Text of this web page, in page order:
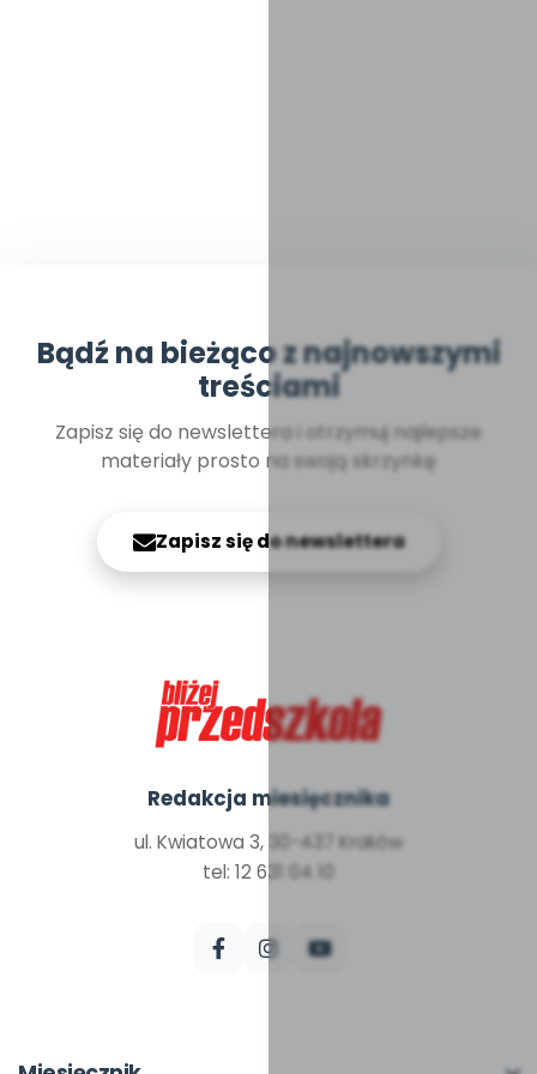
Bądź na bieżąco z najnowszymi
treściami
Zapisz się do newslettera i otrzymuj najlepsze
materiały prosto na swoją skrzynkę
Zapisz się do newslettera
Redakcja miesięcznika
ul. Kwiatowa 3, 30-437 Kraków
tel: 12 631 04 10